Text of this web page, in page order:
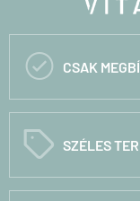
 CSAK
C SZÉLES